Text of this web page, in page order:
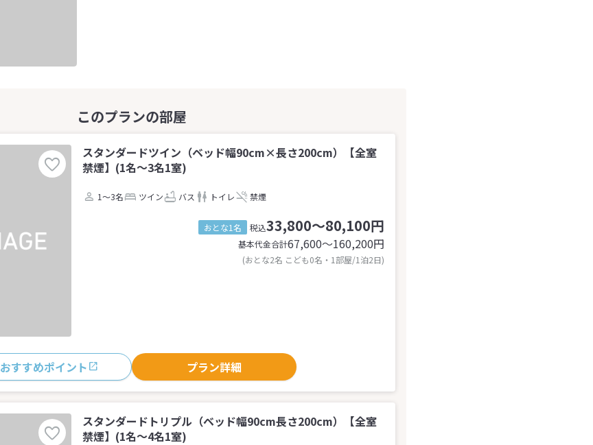
スタンダードツイン（ベッド幅90cm×長さ200cm）【全室
禁煙】(1名～3名1室)
1～3名 ツイン バス トイレ 禁煙
おとな1名 税込33,800～80,100円
基本代金合計67,600〜160,200円
(おとな2名 こども0名・1部屋/1泊2日)
おすすめポイント プラン詳細
スタンダードトリプル（ベッド幅90cm長さ200cm）【全室
禁煙】(1名～4名1室)